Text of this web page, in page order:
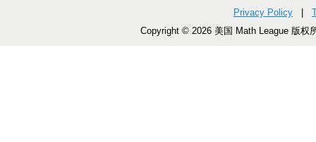
Privacy Policy
Copyright © 2026 美国 Math League 版